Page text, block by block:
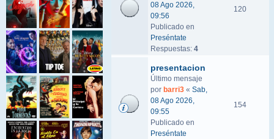
08 Ago 2026,
09:56
Publicado en
Preséntate
Respuestas: 4
120
presentacion
Último mensaje
por barri3 « Sab,
08 Ago 2026,
09:55
Publicado en
Preséntate
154